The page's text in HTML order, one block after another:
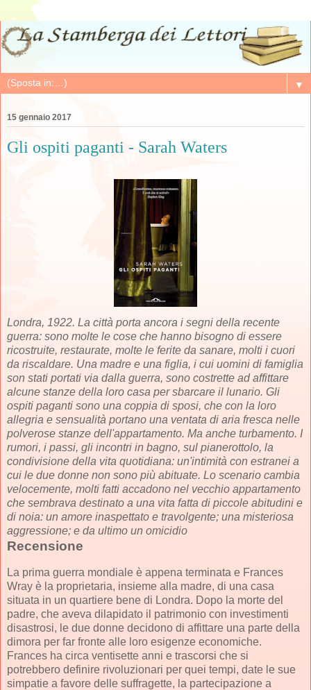
▼
15 gennaio 2017
Gli ospiti paganti - Sarah Waters
Londra, 1922. La città porta ancora i segni della recente
guerra: sono molte le cose che hanno bisogno di essere
ricostruite, restaurate, molte le ferite da sanare, molti i cuori
da riscaldare. Una madre e una figlia, i cui uomini di famiglia
son stati portati via dalla guerra, sono costrette ad affittare
alcune stanze della loro casa per sbarcare il lunario. Gli
ospiti paganti sono una coppia di sposi, che con la loro
allegria e sensualità portano una ventata di aria fresca nelle
polverose stanze dell'appartamento. Ma anche turbamento. I
rumori, i passi, gli incontri in bagno, sul pianerottolo, la
condivisione della vita quotidiana: un'intimità con estranei a
cui le due donne non sono più abituate. Lo scenario cambia
velocemente, molti fatti accadono nel vecchio appartamento
che sembrava destinato a una vita fatta di piccole abitudini e
di noia: un amore inaspettato e travolgente; una misteriosa
aggressione; e da ultimo un omicidio
Recensione
La prima guerra mondiale è appena terminata e Frances
Wray è la proprietaria, insieme alla madre, di una casa
situata in un quartiere bene di Londra. Dopo la morte del
padre, che aveva dilapidato il patrimonio con investimenti
disastrosi, le due donne decidono di affittare una parte della
dimora per far fronte alle loro esigenze economiche.
Frances ha circa ventisette anni e trascorsi che si
potrebbero definire rivoluzionari per quei tempi, date le sue
simpatie a favore delle suffragette, la partecipazione a